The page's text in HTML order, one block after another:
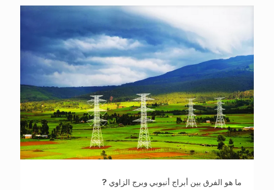
ما هو الفرق بين أبراج أنبوبي وبرج الزاوي ?